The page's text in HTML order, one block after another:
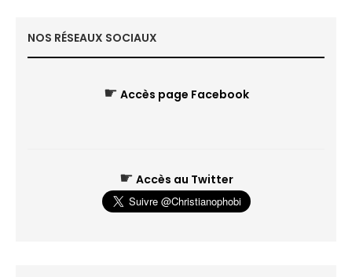
NOS RÉSEAUX SOCIAUX
☛ Accès page Facebook
☛ Accès au Twitter